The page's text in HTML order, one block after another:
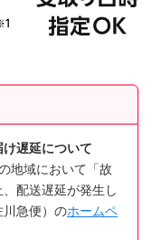
遅延について
地域において「故
配送遅延が発生し
川急便）のホームペ